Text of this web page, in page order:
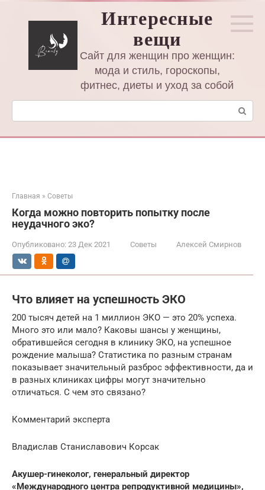
Интересные
вещи
Сайт для женщин про женщин:
мода и стиль, гороскопы,
фитнес, диеты и уход за собой
Поиск:
Главная » Советы
Когда можно повторить попытку после
неудачного эко?
Опубликовано: 23 Дек 2021 Советы Алексей Смирнов
Что влияет на успешность ЭКО
200 тысяч детей на 1 миллион ЭКО — это 20% успеха.
Много это или мало? Каковы шансы у женщины,
обратившейся сегодня в клинику ЭКО, на успешное
рождение малыша? Статистика по разным странам
показывает значительный разброс эффективности, да и
в разных клиниках цифры могут значительно
отличаться. С чем это связано?
Комментарий эксперта
Владислав Станиславович Корсак
Акушер-гинеколог, генеральный директор
«Международного центра репродуктивной медицины»,